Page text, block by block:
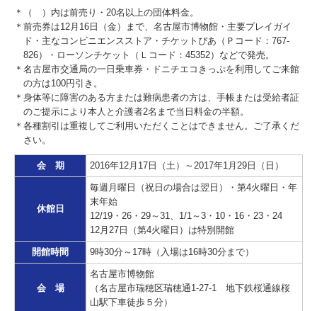
＊（ ）内は前売り・20名以上の団体料金。
＊前売券は12月16日（金）まで、名古屋市博物館・主要プレイガイ
ド・主なコンビニエンスストア・チケットぴあ（Ｐコード：767-
826）・ローソンチケット（Ｌコード：45352）などで発売。
＊名古屋市交通局の一日乗車券・ドニチエコきっぷを利用してご来館
の方は100円引き。
＊身体等に障害のある方または難病患者の方は、手帳または受給者証
のご提示により本人と介護者2名まで当日料金の半額。
＊各種割引は重複してご利用いただくことはできません。ご了承くだ
さい。
会 期 2016年12月17日（土）～2017年1月29日（日）
休館日
毎週月曜日（祝日の場合は翌日）・第4火曜日・年
末年始
12/19・26・29～31、1/1～3・10・16・23・24
12月27日（第4火曜日）は特別開館
開館時間 9時30分～17時（入場は16時30分まで）
会 場
名古屋市博物館
（名古屋市瑞穂区瑞穂通1-27-1 地下鉄桜通線桜
山駅下車徒歩５分）